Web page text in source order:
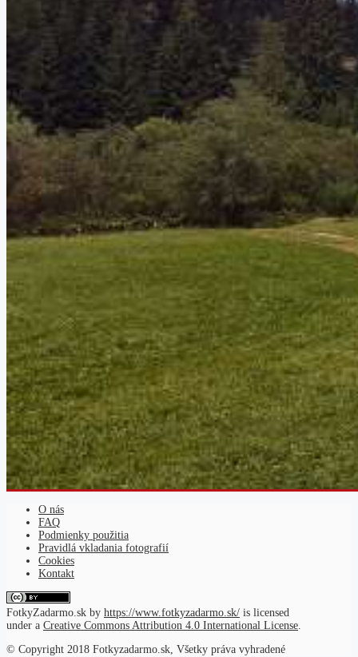
O nás
FAQ
Podmienky použitia
Pravidlá vkladania fotografií
Cookies
Kontakt
FotkyZadarmo.sk by https://www.fotkyzadarmo.sk/ is licensed
under a Creative Commons Attribution 4.0 International License.
© Copyright 2018 Fotkyzadarmo.sk, Všetky práva vyhradené